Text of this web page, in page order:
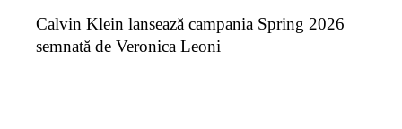
Calvin Klein lansează campania Spring 2026
semnată de Veronica Leoni